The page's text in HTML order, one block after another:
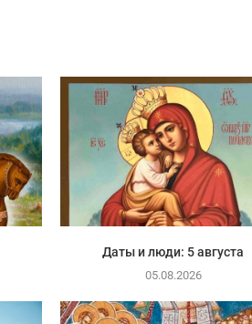
Даты и люди: 5 августа
05.08.2026